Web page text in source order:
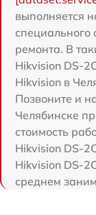
выполняется
специального
ремонта. В
Hikvision DS-
Hikvision в
Позвоните и
Челябинске
стоимость
Hikvision DS-
Hikvision DS-
среднем